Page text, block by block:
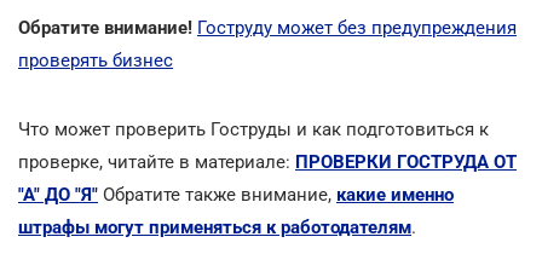
Обратите внимание! Гоструду может без предупреждения
проверять бизнес
Что может проверить Гоструды и как подготовиться к
проверке, читайте в материале: ПРОВЕРКИ ГОСТРУДА ОТ
"А" ДО "Я" Обратите также внимание, какие именно
штрафы могут применяться к работодателям.